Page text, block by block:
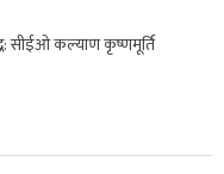
सीईओ कल्याण कृष्णमूर्ति